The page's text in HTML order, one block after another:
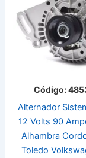
Código:
Alternador
12 Volts 90
Alhambra
Toledo